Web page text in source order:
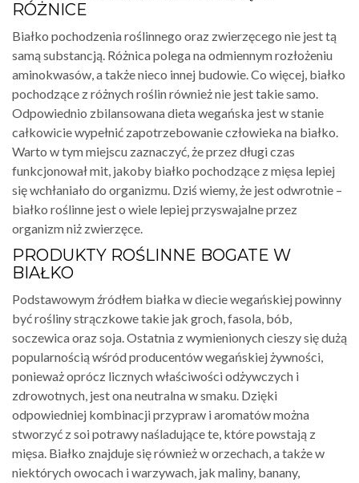
RÓŻNICE
Białko pochodzenia roślinnego oraz zwierzęcego nie jest tą
samą substancją. Różnica polega na odmiennym rozłożeniu
aminokwasów, a także nieco innej budowie. Co więcej, białko
pochodzące z różnych roślin również nie jest takie samo.
Odpowiednio zbilansowana dieta wegańska jest w stanie
całkowicie wypełnić zapotrzebowanie człowieka na białko.
Warto w tym miejscu zaznaczyć, że przez długi czas
funkcjonował mit, jakoby białko pochodzące z mięsa lepiej
się wchłaniało do organizmu. Dziś wiemy, że jest odwrotnie –
białko roślinne jest o wiele lepiej przyswajalne przez
organizm niż zwierzęce.
PRODUKTY ROŚLINNE BOGATE W
BIAŁKO
Podstawowym źródłem białka w diecie wegańskiej powinny
być rośliny strączkowe takie jak groch, fasola, bób,
soczewica oraz soja. Ostatnia z wymienionych cieszy się dużą
popularnością wśród producentów wegańskiej żywności,
ponieważ oprócz licznych właściwości odżywczych i
zdrowotnych, jest ona neutralna w smaku. Dzięki
odpowiedniej kombinacji przypraw i aromatów można
stworzyć z soi potrawy naśladujące te, które powstają z
mięsa. Białko znajduje się również w orzechach, a także w
niektórych owocach i warzywach, jak maliny, banany,